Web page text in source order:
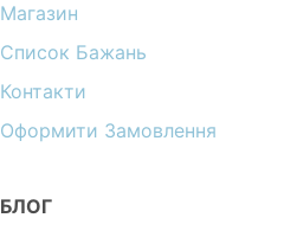
Магазин
Список Бажань
Контакти
Оформити Замовлення
БЛОГ